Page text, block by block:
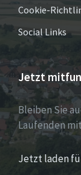
Cookie-
Social Links
Jetzt
Bleiben Sie
Laufenden
Jetzt laden